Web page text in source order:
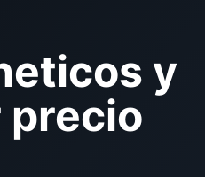
y
precio